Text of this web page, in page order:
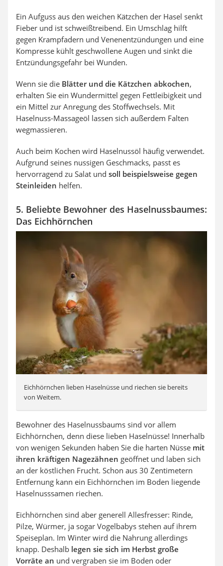
Ein Aufguss aus den weichen Kätzchen der Hasel senkt
Fieber und ist schweißtreibend. Ein Umschlag hilft
gegen Krampfadern und Venenentzündungen und eine
Kompresse kühlt geschwollene Augen und sinkt die
Entzündungsgefahr bei Wunden.
Wenn sie die Blätter und die Kätzchen abkochen,
erhalten Sie ein Wundermittel gegen Fettleibigkeit und
ein Mittel zur Anregung des Stoffwechsels. Mit
Haselnuss-Massageöl lassen sich außerdem Falten
wegmassieren.
Auch beim Kochen wird Haselnussöl häufig verwendet.
Aufgrund seines nussigen Geschmacks, passt es
hervorragend zu Salat und soll beispielsweise gegen
Steinleiden helfen.
5. Beliebte Bewohner des Haselnussbaumes:
Das Eichhörnchen
Eichhörnchen lieben Haselnüsse und riechen sie bereits
von Weitem.
Bewohner des Haselnussbaums sind vor allem
Eichhörnchen, denn diese lieben Haselnüsse! Innerhalb
von wenigen Sekunden haben Sie die harten Nüsse mit
ihren kräftigen Nagezähnen geöffnet und laben sich
an der köstlichen Frucht. Schon aus 30 Zentimetern
Entfernung kann ein Eichhörnchen im Boden liegende
Haselnusssamen riechen.
Eichhörnchen sind aber generell Allesfresser: Rinde,
Pilze, Würmer, ja sogar Vogelbabys stehen auf ihrem
Speiseplan. Im Winter wird die Nahrung allerdings
knapp. Deshalb legen sie sich im Herbst große
Vorräte an und vergraben sie im Boden oder